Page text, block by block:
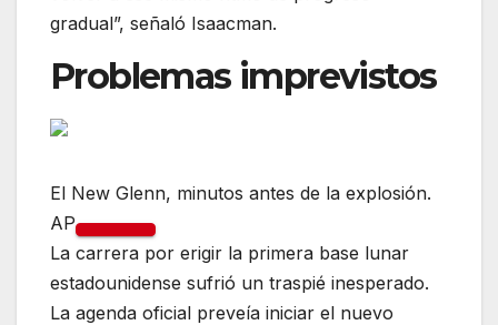
gradual”, señaló Isaacman.
Problemas imprevistos
El New Glenn, minutos antes de la explosión.
AP
La carrera por erigir la primera base lunar
estadounidense sufrió un traspié inesperado.
La agenda oficial preveía iniciar el nuevo